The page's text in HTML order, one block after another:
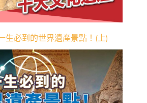
生必到的世界遺產景點！(上)